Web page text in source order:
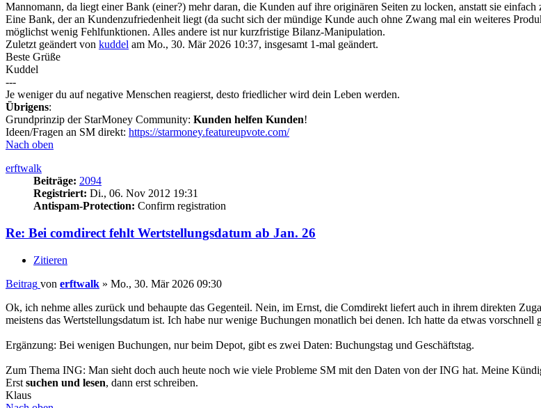
Mannomann, da liegt einer Bank (einer?) mehr daran, die Kunden auf ihre originären Seiten zu locken, anstatt sie
Eine Bank, der an Kundenzufriedenheit liegt (da sucht sich der mündige Kunde auch ohne Zwang mal ein weiteres
möglichst wenig Fehlfunktionen. Alles andere ist nur kurzfristige Bilanz-Manipulation.
Zuletzt geändert von kuddel am Mo., 30. Mär 2026 10:37, insgesamt 1-mal geändert.
Beste Grüße
Kuddel
---
Je weniger du auf negative Menschen reagierst, desto friedlicher wird dein Leben werden.
Übrigens:
Grundprinzip der StarMoney Community: Kunden helfen Kunden!
Ideen/Fragen an SM direkt: https://starmoney.featureupvote.com/
Nach oben
erftwalk
Beiträge: 2094
Registriert: Di., 06. Nov 2012 19:31
Antispam-Protection: Confirm registration
Re: Bei comdirect fehlt Wertstellungsdatum ab Jan. 26
Zitieren
Beitrag von erftwalk » Mo., 30. Mär 2026 09:30
Ok, ich nehme alles zurück und behaupte das Gegenteil. Nein, im Ernst, die Comdirekt liefert auch in ihrem direkten
meistens das Wertstellungsdatum ist. Ich habe nur wenige Buchungen monatlich bei denen. Ich hatte da etwas vorschnell
Ergänzung: Bei wenigen Buchungen, nur beim Depot, gibt es zwei Daten: Buchungstag und Geschäftstag.
Zum Thema ING: Man sieht doch auch heute noch wie viele Probleme SM mit den Daten von der ING hat. Meine
Erst suchen und lesen, dann erst schreiben.
Klaus